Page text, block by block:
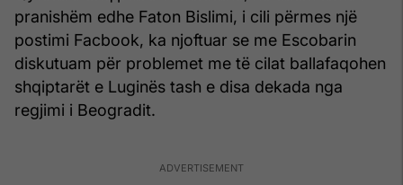
pranishëm edhe Faton Bislimi, i cili përmes një
postimi Facbook, ka njoftuar se me Escobarin
diskutuam për problemet me të cilat ballafaqohen
shqiptarët e Luginës tash e disa dekada nga
regjimi i Beogradit.